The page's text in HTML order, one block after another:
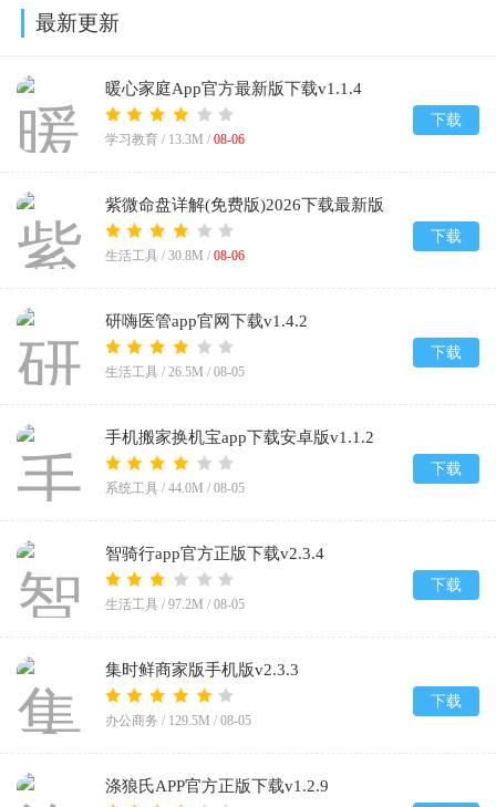
最新更新
暖心家庭App官方最新版下载v1.1.4
学习教育 / 13.3M / 08-06
下载
紫微命盘详解(免费版)2026下载最新版
v1.1
生活工具 / 30.8M / 08-06
下载
研嗨医管app官网下载v1.4.2
生活工具 / 26.5M / 08-05
下载
手机搬家换机宝app下载安卓版v1.1.2
系统工具 / 44.0M / 08-05
下载
智骑行app官方正版下载v2.3.4
生活工具 / 97.2M / 08-05
下载
集时鲜商家版手机版v2.3.3
办公商务 / 129.5M / 08-05
下载
涤狼氏APP官方正版下载v1.2.9